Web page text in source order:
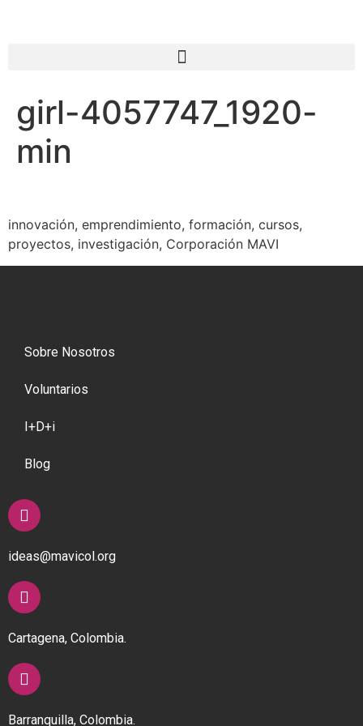
girl-4057747_1920-
min
innovación, emprendimiento, formación, cursos,
proyectos, investigación, Corporación MAVI
Sobre Nosotros
Voluntarios
I+D+i
Blog
ideas@mavicol.org
Cartagena, Colombia.
Barranquilla, Colombia.